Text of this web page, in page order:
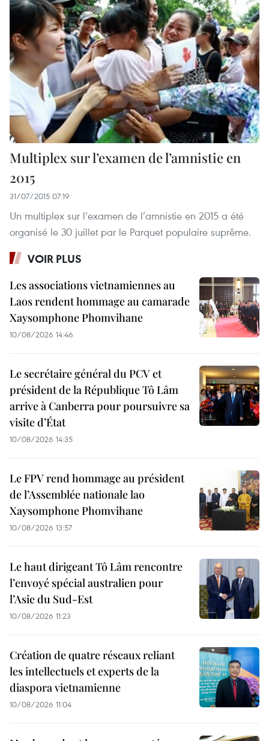
Multiplex sur l’examen de l’amnistie en
2015
31/07/2015 07:19
Un multiplex sur l’examen de l’amnistie en 2015 a été
organisé le 30 juillet par le Parquet populaire suprême.
VOIR PLUS
Les associations vietnamiennes au
Laos rendent hommage au camarade
Xaysomphone Phomvihane
10/08/2026 14:46
Le secrétaire général du PCV et
président de la République Tô Lâm
arrive à Canberra pour poursuivre sa
visite d’État
10/08/2026 14:35
Le FPV rend hommage au président
de l’Assemblée nationale lao
Xaysomphone Phomvihane
10/08/2026 13:57
Le haut dirigeant Tô Lâm rencontre
l’envoyé spécial australien pour
l’Asie du Sud-Est
10/08/2026 11:23
Création de quatre réseaux reliant
les intellectuels et experts de la
diaspora vietnamienne
10/08/2026 11:04